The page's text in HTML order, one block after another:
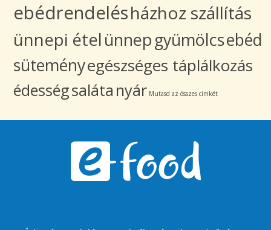
ebédrendelésházhoz szállítás
ünnepi ételünnepgyümölcsebéd
süteményegészséges táplálkozás
édességsaláta nyár Mutasd az összes címkét